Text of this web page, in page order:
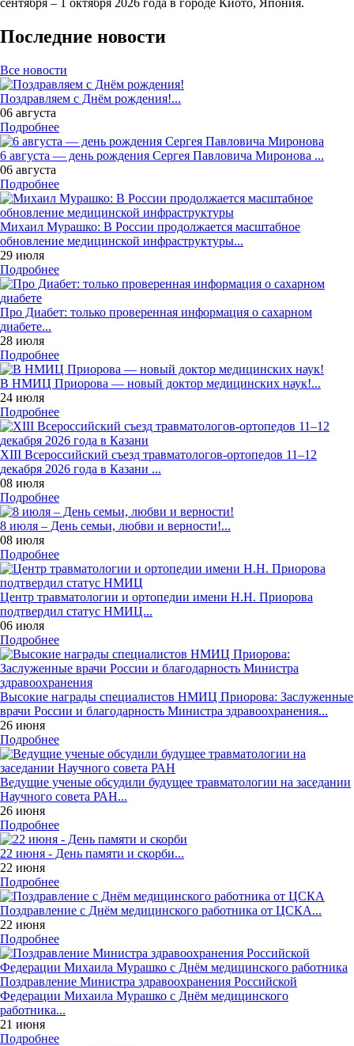
Последние новости
Все новости
Поздравляем с Днём рождения!...
06 августа
Подробнее
6 августа — день рождения Сергея Павловича Миронова ...
06 августа
Подробнее
Михаил Мурашко: В России продолжается масштабное
обновление медицинской инфраструктуры...
29 июля
Подробнее
Про Диабет: только проверенная информация о сахарном
диабете...
28 июля
Подробнее
В НМИЦ Приорова — новый доктор медицинских наук!...
24 июля
Подробнее
XIII Всероссийский съезд травматологов-ортопедов 11–12
декабря 2026 года в Казани ...
08 июля
Подробнее
8 июля – День семьи, любви и верности!...
08 июля
Подробнее
Центр травматологии и ортопедии имени Н.Н. Приорова
подтвердил статус НМИЦ...
06 июля
Подробнее
Высокие награды специалистов НМИЦ Приорова: Заслуженные
врачи России и благодарность Министра здравоохранения...
26 июня
Подробнее
Ведущие ученые обсудили будущее травматологии на заседании
Научного совета РАН...
26 июня
Подробнее
22 июня - День памяти и скорби...
22 июня
Подробнее
Поздравление с Днём медицинского работника от ЦСКА...
22 июня
Подробнее
Поздравление Министра здравоохранения Российской
Федерации Михаила Мурашко с Днём медицинского
работника...
21 июня
Подробнее